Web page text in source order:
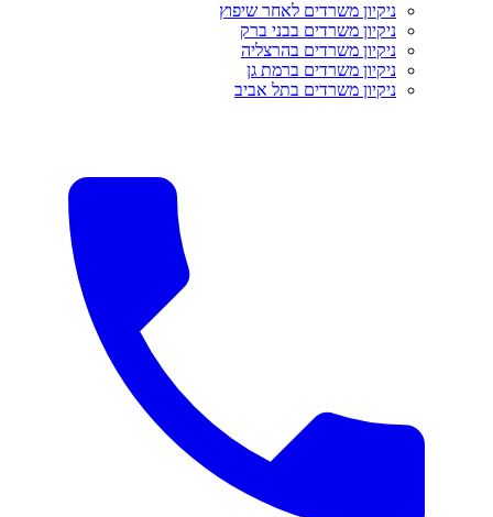
ניקיון משרדים לאחר שיפוץ
ניקיון משרדים בבני ברק
ניקיון משרדים בהרצליה
ניקיון משרדים ברמת גן
ניקיון משרדים בתל אביב